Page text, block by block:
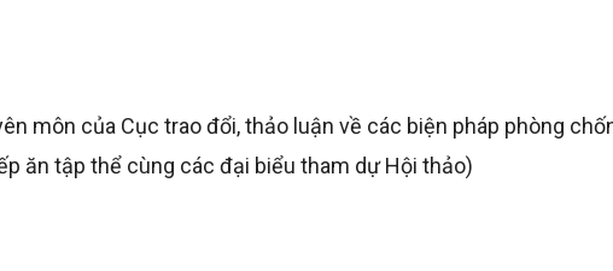
môn của Cục trao đổi, thảo luận về các biện pháp phòng
ăn tập thể cùng các đại biểu tham dự Hội thảo)